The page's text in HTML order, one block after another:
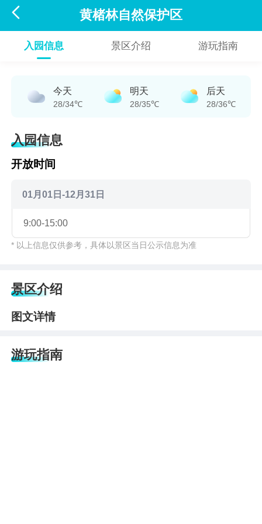
 黄楮林自然保护区
入园信息 景区介绍 游玩指南
今天
28/34℃
明天
28/35℃
后天
28/36℃
入园信息
开放时间
01月01日-12月31日
9:00-15:00
* 以上信息仅供参考，具体以景区当日公示信息为准
景区介绍
图文详情
游玩指南